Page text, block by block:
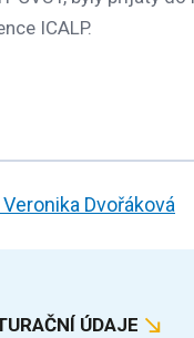
ICALP.
Veronika Dvořáková
ÚDAJE